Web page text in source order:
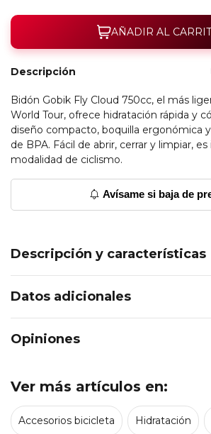
AÑADIR AL
Descripción
Bidón Gobik Fly Cloud 750cc, el más
World Tour, ofrece hidratación rápida y
diseño compacto, boquilla ergonómica
de BPA. Fácil de abrir, cerrar y limpiar,
modalidad de ciclismo.
Avísame si baja de
Descripción y características
Datos adicionales
Opiniones
Ver más artículos en:
Accesorios bicicleta Hidratación